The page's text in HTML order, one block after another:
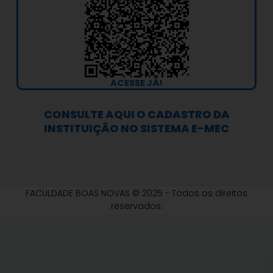
m
ACESSE JÁ!
CONSULTE AQUI O CADASTRO DA
INSTITUIÇÃO NO SISTEMA E-MEC
FACULDADE BOAS NOVAS © 2025 - Todos os direitos
reservados.